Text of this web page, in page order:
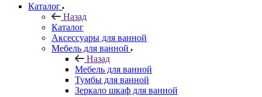
Каталог
Назад
Каталог
Аксессуары для ванной
Мебель для ванной
Назад
Мебель для ванной
Тумбы для ванной
Зеркало шкаф для ванной